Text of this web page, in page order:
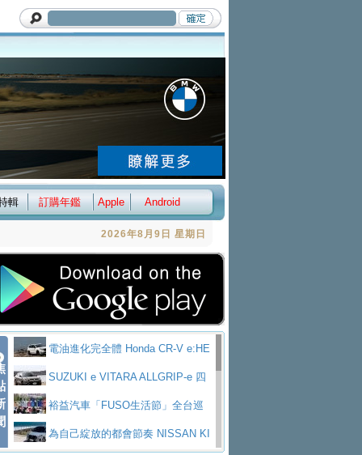
輯 訂購年鑑 Apple Android
2026年8月9日 星期日
電油進化完全體 Honda CR-V e:HE
V PrestigeSUZUKI e VITARA ALLGRIP-e 四
驅精神的純電新詮釋
裕益汽車「FUSO生活節」全台巡
迴 結合生活體驗、交通安全與購車優惠
為自己綻放的都會節奏 NISSAN KI